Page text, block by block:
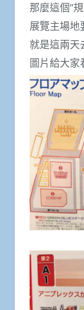
那麼這個”
展覽主場地
就是這兩天
圖片給大家